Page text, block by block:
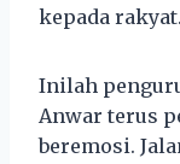
kepada rakyat.
Inilah
Anwar terus
beremosi.